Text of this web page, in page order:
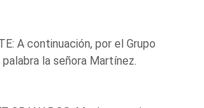
A continuación, por el Grupo
la señora Martínez.